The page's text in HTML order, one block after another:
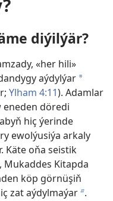
diýilýär?
«her hili»
aýdylýar a
Ylham 4:11). Adamlar
eneden döredi
hiç ýerinde
ewolýusiýa arkaly
Käte oňa seistik
Mukaddes Kitapda
köp görnüşiň
zat aýdylmaýarb.